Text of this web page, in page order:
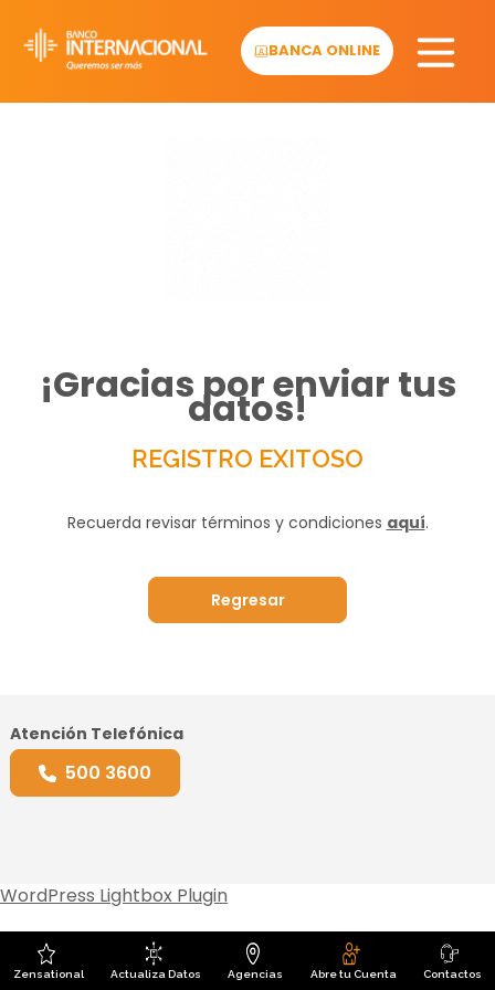
content
BANCA ONLINE
¡Gracias por enviar tus
datos!
REGISTRO EXITOSO
Recuerda revisar términos y condiciones aquí.
Regresar
Atención Telefónica
500 3600
Zensational Actualiza Datos Agencias Abre tu Cuenta Contactos
WordPress Lightbox Plugin